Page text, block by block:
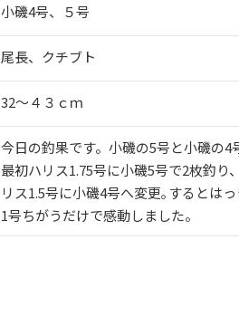
小磯4号、５号
尾長、クチブト
32～４３ｃｍ
今日の釣果です。小磯の5号と小磯の4
最初ハリス1.75号に小磯5号で2枚釣
リス1.5号に小磯4号へ変更｡するとは
1号ちがうだけで感動しました。